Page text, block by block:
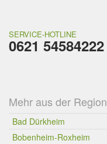
SERVICE-HOTLINE
0621 54584222
Mehr aus der Region
Bad Dürkheim
Bobenheim-Roxheim